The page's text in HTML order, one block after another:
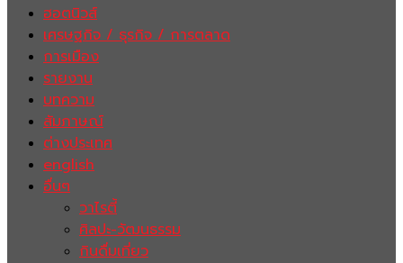
ฮอตนิวส์
เศรษฐกิจ / ธุรกิจ / การตลาด
การเมือง
รายงาน
บทความ
สัมภาษณ์
ต่างประเทศ
english
อื่นๆ
วาไรตี้
ศิลปะ-วัฒนธรรม
กินดื่มเที่ยว